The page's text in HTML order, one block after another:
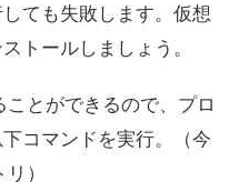
ても失敗します。仮想
トールしましょう。
とができるので、プロ
コマンドを実行。（今
）